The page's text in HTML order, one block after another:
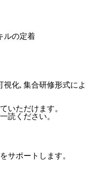
ルの定着
視化, 集合研修形式によ
いただけます。
読ください。
サポートします。